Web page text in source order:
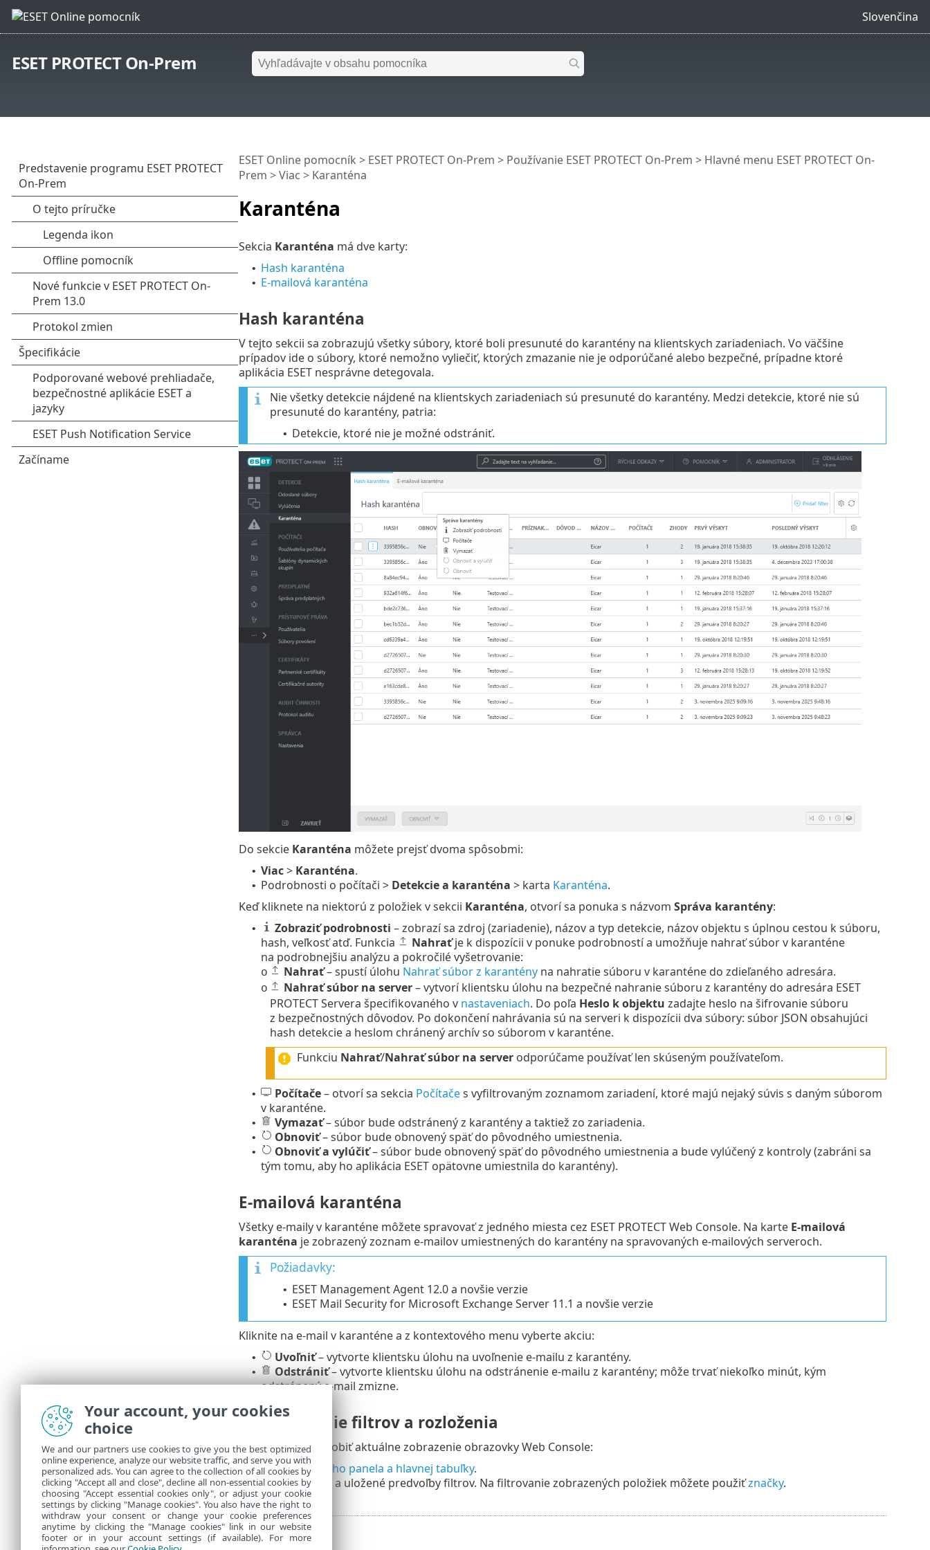
Slovenčina
ESET PROTECT On-Prem
Karanténa
ESET Online pomocník > ESET PROTECT On-Prem > Používanie ESET PROTECT On-Prem > Hlavné menu ESET PROTECT On-
Prem > Viac > Karanténa
Sekcia Karanténa má dve karty:
• Hash karanténa
• E‑mailová karanténa
Hash karanténa
V tejto sekcii sa zobrazujú všetky súbory, ktoré boli presunuté do karantény na klientskych zariadeniach. Vo väčšine
prípadov ide o súbory, ktoré nemožno vyliečiť, ktorých zmazanie nie je odporúčané alebo bezpečné, prípadne ktoré
aplikácia ESET nesprávne detegovala.
Nie všetky detekcie nájdené na klientskych zariadeniach sú presunuté do karantény. Medzi detekcie, ktoré nie sú
presunuté do karantény, patria:
• Detekcie, ktoré nie je možné odstrániť.
Do sekcie Karanténa môžete prejsť dvoma spôsobmi:
• Viac> Karanténa.
• Podrobnosti o počítači > Detekcie a karanténa > karta Karanténa.
Keď kliknete na niektorú z položiek v sekcii Karanténa, otvorí sa ponuka s názvom Správa karantény:
• Zobraziť podrobnosti – zobrazí sa zdroj (zariadenie), názov a typ detekcie, názov objektu s úplnou cestou k súboru,
hash, veľkosť atď. Funkcia
Nahraťje k dispozícii v ponuke podrobností a umožňuje nahrať súbor v karanténe
na podrobnejšiu analýzu a pokročilé vyšetrovanie:
o Nahrať– spustí úlohu Nahrať súbor z karantényna nahratie súboru v karanténe do zdieľaného adresára.
o Nahrať súbor na server– vytvorí klientsku úlohu na bezpečné nahranie súboru z karantény do adresára ESET
PROTECT Servera špecifikovaného v nastaveniach. Do poľa Heslo k objektu zadajte heslo na šifrovanie súboru
z bezpečnostných dôvodov. Po dokončení nahrávania sú na serveri k dispozícii dva súbory: súbor JSON obsahujúci
hash detekcie a heslom chránený archív so súborom v karanténe.
Funkciu Nahrať/Nahrať súbor na serverodporúčame používať len skúseným používateľom.
• Počítače– otvorí sa sekcia Počítačes vyfiltrovaným zoznamom zariadení, ktoré majú nejaký súvis s daným súborom
v karanténe.
• Vymazať– súbor bude odstránený z karantény a taktiež zo zariadenia.
• Obnoviť– súbor bude obnovený späť do pôvodného umiestnenia.
• Obnoviť a vylúčiť– súbor bude obnovený späť do pôvodného umiestnenia a bude vylúčený z kontroly (zabráni sa
tým tomu, aby ho aplikácia ESET opätovne umiestnila do karantény).
E-mailová karanténa
Všetky e‑maily v karanténe môžete spravovať z jedného miesta cez ESET PROTECT Web Console. Na karte E‑mailová
karanténa je zobrazený zoznam e‑mailov umiestnených do karantény na spravovaných e‑mailových serveroch.
Požiadavky:
• ESET Management Agent 12.0 a novšie verzie
• ESET Mail Security for Microsoft Exchange Server 11.1 a novšie verzie
Kliknite na e‑mail v karanténe a z kontextového menu vyberte akciu:
• Uvoľniť– vytvorte klientsku úlohu na uvoľnenie e‑mailu z karantény.
• Odstrániť– vytvorte klientsku úlohu na odstránenie e‑mailu z karantény; môže trvať niekoľko minút, kým
odstránený e‑mail zmizne.
Prispôsobenie filtrov a rozloženia
Môžete si prispôsobiť aktuálne zobrazenie obrazovky Web Console:
• Správa bočného panela a hlavnej tabuľky.
• Pridaniefiltra a uložené predvoľby filtrov. Na filtrovanie zobrazených položiek môžete použiťznačky.
Your account, your cookies
choice
We and our partners use cookies to give you the best optimized
online experience, analyze our website traffic, and serve you with
personalized ads. You can agree to the collection of all cookies by
clicking "Accept all and close", decline all non-essential cookies by
choosing "Accept essential cookies only", or adjust your cookie
settings by clicking "Manage cookies". You also have the right to
withdraw your consent or change your cookie preferences
anytime by clicking the "Manage cookies" link in our website
footer or in your account settings (if available). For more